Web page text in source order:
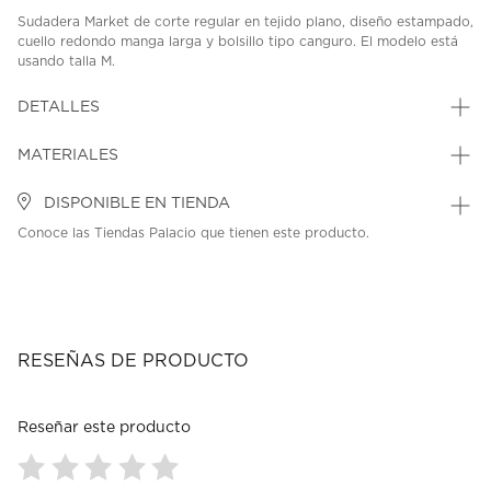
Sudadera Market de corte regular en tejido plano, diseño estampado,
cuello redondo manga larga y bolsillo tipo canguro. El modelo está
usando talla M.
DETALLES
MATERIALES
DISPONIBLE EN TIENDA
Conoce las Tiendas Palacio que tienen este producto.
RESEÑAS DE PRODUCTO
Reseñar este producto